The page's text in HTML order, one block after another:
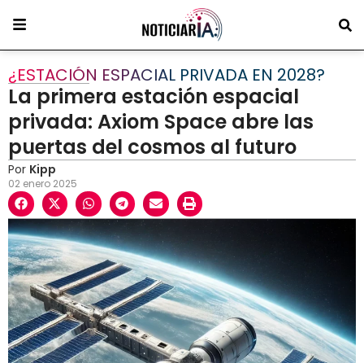
¿ESTACIÓN ESPACIAL PRIVADA EN 2028?
La primera estación espacial
privada: Axiom Space abre las
puertas del cosmos al futuro
Por Kipp
02 enero 2025